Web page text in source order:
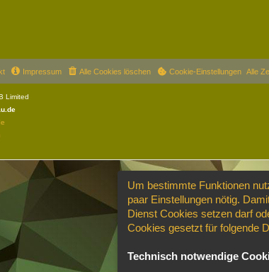
Alle
Cookie-Einstellungen
Alle Cookies löschen
Impressum
Limited
Um bestimmte Funktionen
paar Einstellungen nötig.
Dienst Cookies setzen darf
Cookies gesetzt für folgende
Technisch notwendige